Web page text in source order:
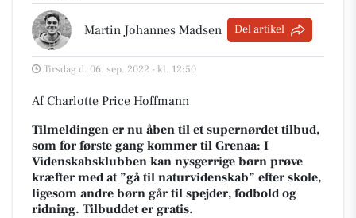
Martin Johannes Madsen Del artikel
Tirsdag d. 06. sep. 2022 - kl. 12:50
Af Charlotte Price Hoffmann
Tilmeldingen er nu åben til et supernørdet tilbud,
som for første gang kommer til Grenaa: I
Videnskabsklubben kan nysgerrige børn prøve
kræfter med at ”gå til naturvidenskab” efter skole,
ligesom andre børn går til spejder, fodbold og
ridning. Tilbuddet er gratis.